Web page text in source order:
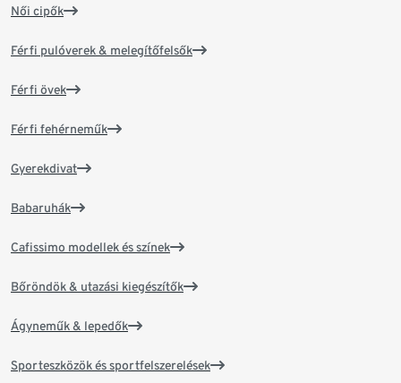
Női cipők
Férfi pulóverek & melegítőfelsők
Férfi övek
Férfi fehérneműk
Gyerekdivat
Babaruhák
Cafissimo modellek és színek
Bőröndök & utazási kiegészítők
Ágyneműk & lepedők
Sporteszközök és sportfelszerelések